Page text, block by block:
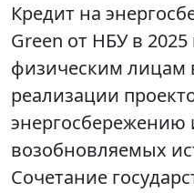
Кредит на
Green от НБУ в 2025
физическим лицам
реализации
возобновляемых
Сочетание